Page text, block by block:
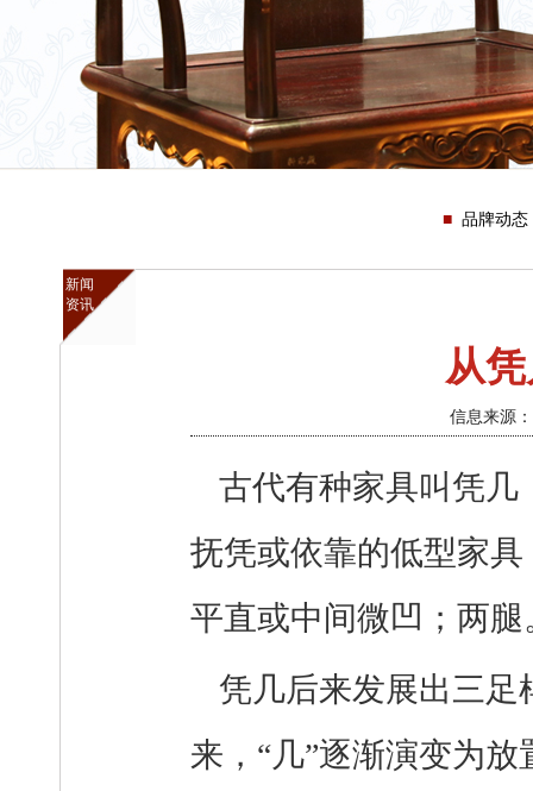
品牌动态
新闻
资讯
从
信息来源
古代有种家具叫凭几
抚凭或依靠的低型家
平直或中间微凹；两腿
凭几后来发展出三足
来，“几”逐渐演变为